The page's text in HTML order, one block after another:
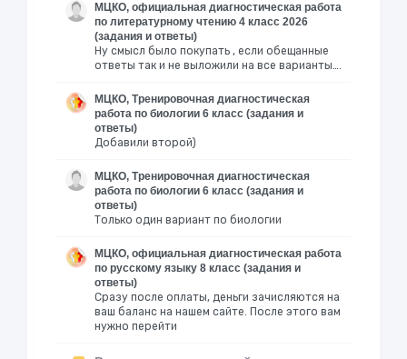
МЦКО, официальная диагностическая работа
по литературному чтению 4 класс 2026
(задания и ответы)
Ну смысл было покупать , если обещанные
ответы так и не выложили на все варианты….
МЦКО, Тренировочная диагностическая
работа по биологии 6 класс (задания и
ответы)
Добавили второй)
МЦКО, Тренировочная диагностическая
работа по биологии 6 класс (задания и
ответы)
Только один вариант по биологии
МЦКО, официальная диагностическая работа
по русскому языку 8 класс (задания и
ответы)
Сразу после оплаты, деньги зачисляются на
ваш баланс на нашем сайте. После этого вам
нужно перейти